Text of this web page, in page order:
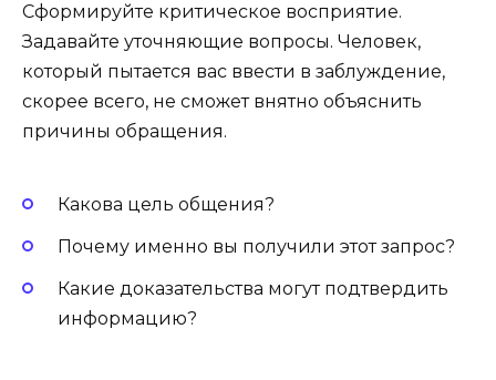
Сформируйте критическое восприятие.
Задавайте уточняющие вопросы. Человек,
который пытается вас ввести в заблуждение,
скорее всего, не сможет внятно объяснить
причины обращения.
Какова цель общения?
Почему именно вы получили этот запрос?
Какие доказательства могут подтвердить
информацию?